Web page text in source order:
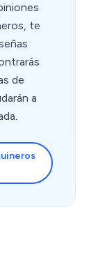
te
de
a